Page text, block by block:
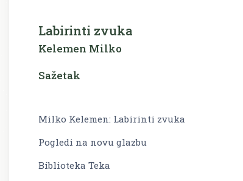
Labirinti zvuka
Kelemen Milko
Sažetak
Milko Kelemen: Labirinti zvuka
Pogledi na novu glazbu
Biblioteka Teka